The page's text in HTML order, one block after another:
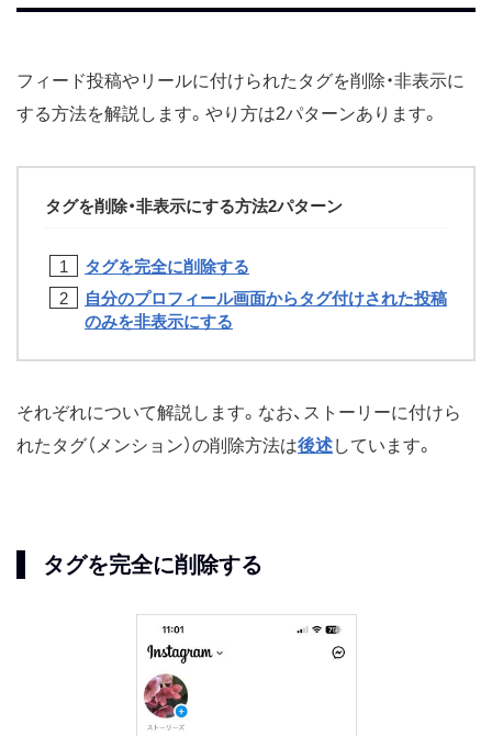
フィード投稿やリールに付けられたタグを削除・非表示に
する方法を解説します。やり方は2パターンあります。
タグを削除・非表示にする方法2パターン
タグを完全に削除する
自分のプロフィール画面からタグ付けされた投稿
のみを非表示にする
それぞれについて解説します。なお、ストーリーに付けら
れたタグ（メンション）の削除方法は後述しています。
タグを完全に削除する